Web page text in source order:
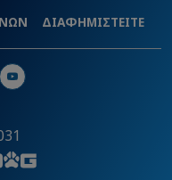
ΔΙΑΦΗΜΙΣΤΕΙΤΕ